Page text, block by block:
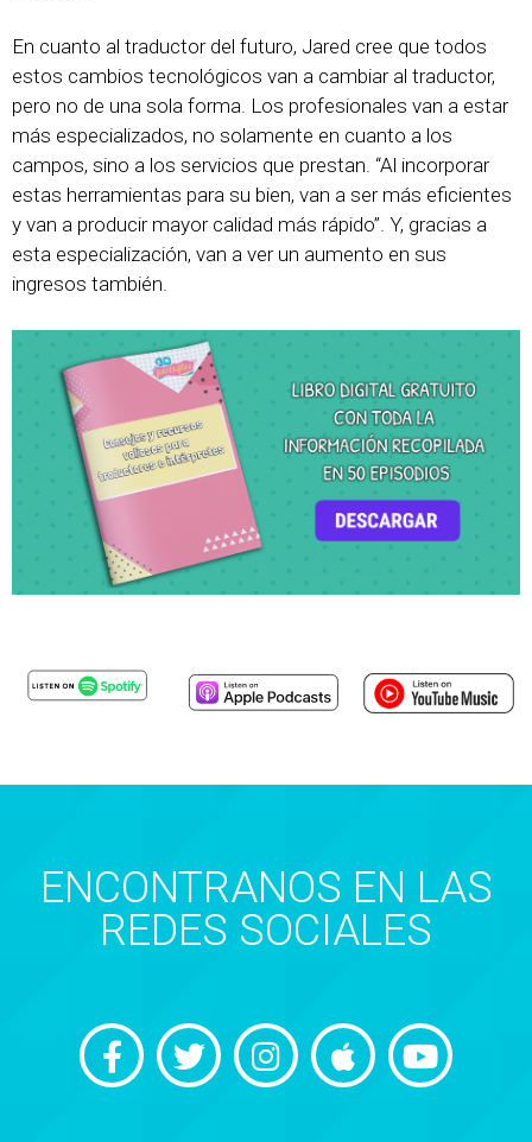
En cuanto al traductor del futuro, Jared cree que todos
estos cambios tecnológicos van a cambiar al traductor,
pero no de una sola forma. Los profesionales van a estar
más especializados, no solamente en cuanto a los
campos, sino a los servicios que prestan. “Al incorporar
estas herramientas para su bien, van a ser más eficientes
y van a producir mayor calidad más rápido”. Y, gracias a
esta especialización, van a ver un aumento en sus
ingresos también.
ENCONTRANOS EN LAS
REDES SOCIALES